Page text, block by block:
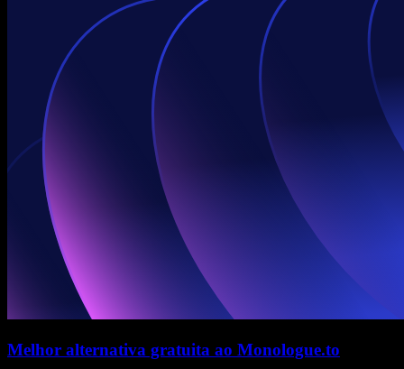
Melhor alternativa gratuita ao Monologue.to